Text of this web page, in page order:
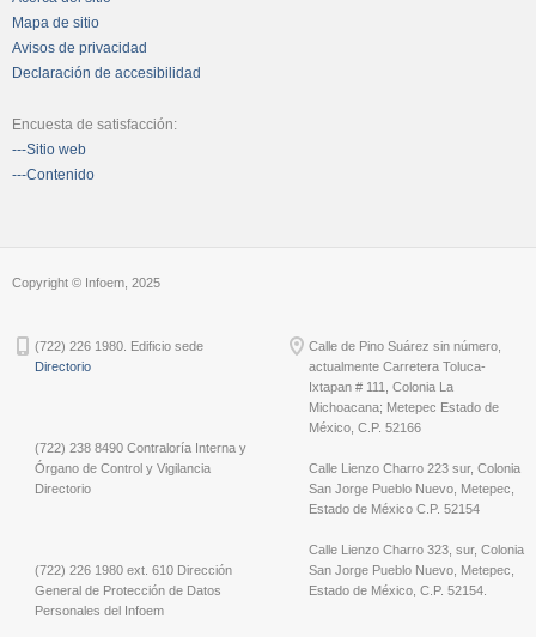
Mapa de sitio
Avisos de privacidad
Declaración de accesibilidad
Encuesta de satisfacción:
---Sitio web
---Contenido
Copyright © Infoem, 2025
(722) 226 1980. Edificio sede
Directorio
(722) 238 8490 Contraloría Interna y
Órgano de Control y Vigilancia
Directorio
(722) 226 1980 ext. 610 Dirección
General de Protección de Datos
Personales del Infoem
Calle de Pino Suárez sin número,
actualmente Carretera Toluca-
Ixtapan # 111, Colonia La
Michoacana; Metepec Estado de
México, C.P. 52166
Calle Lienzo Charro 223 sur, Colonia
San Jorge Pueblo Nuevo, Metepec,
Estado de México C.P. 52154
Calle Lienzo Charro 323, sur, Colonia
San Jorge Pueblo Nuevo, Metepec,
Estado de México, C.P. 52154.